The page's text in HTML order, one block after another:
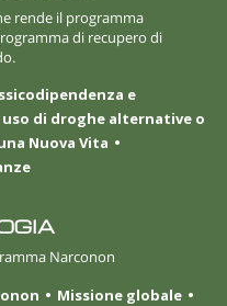
rende il programma
di recupero di
e
di droghe alternative o
Nuova Vita
Narconon
Missione globale